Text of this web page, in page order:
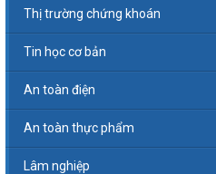
Thị trường chứng khoán
Tin học cơ bản
An toàn điện
An toàn thực phẩm
Lâm nghiệp